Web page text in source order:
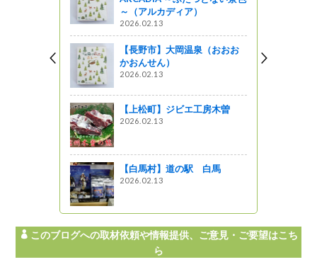
～（アルカディア）
2026.02.13
【長野市】大岡温泉（おおお
かおんせん）
2026.02.13
【上松町】ジビエ工房木曽
2026.02.13
【白馬村】道の駅 白馬
2026.02.13
このブログへの取材依頼や情報提供、ご意見・ご要望はこち
ら